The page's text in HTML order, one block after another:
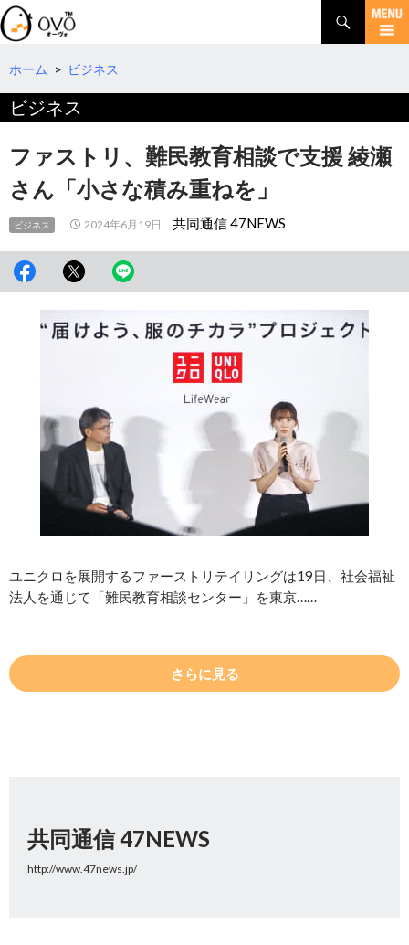
検
索
コ
テ
へ
移
ホーム > ビジネス
ビジネス
ファストリ、難民教育相談で支援 綾瀬
さん「小さな積み重ねを」
ビジネス 2024年6月19日 共同通信 47NEWS
ユニクロを展開するファーストリテイリングは19日、社会福祉
法人を通じて「難民教育相談センター」を東京……
さらに見る
共同通信 47NEWS
http://www.47news.jp/